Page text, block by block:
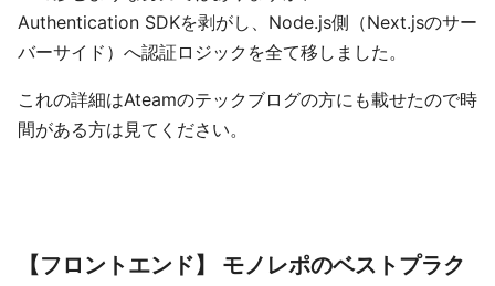
Authentication SDKを剥がし、Node.js側（Next.jsのサー
バーサイド）へ認証ロジックを全て移しました。
これの詳細はAteamのテックブログの方にも載せたので時
間がある方は見てください。
【フロントエンド】 モノレポのベストプラク